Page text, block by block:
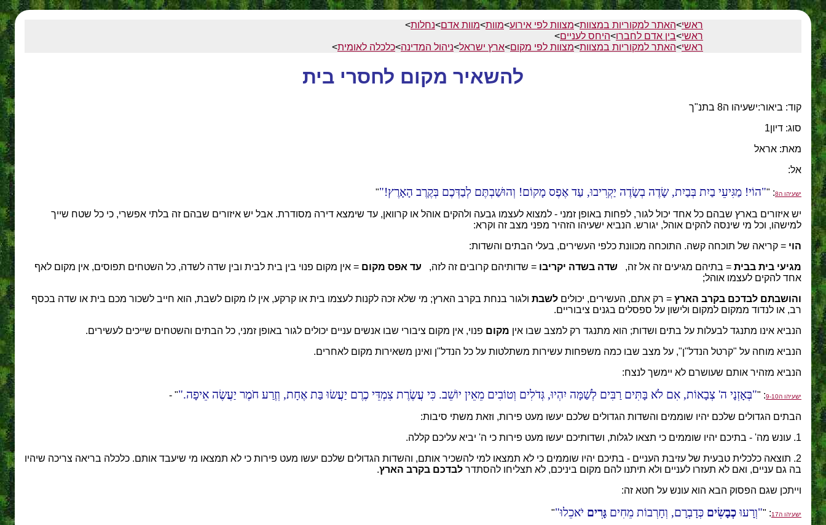
ראשי>האתר למקוריות במצוות>מצוות לפי אירוע>מוות>מוות אדם>נחלות>
ראשי>בין אדם לחברו>היחס לעניים>
ראשי>האתר למקוריות במצוות>מצוות לפי מקום>ארץ ישראל>ניהול המדינה>כלכלה לאומית>
להשאיר מקום לחסרי בית
קוד: ביאור:ישעיהו ה8 בתנ"ך
סוג: דיון1
מאת: אראל
אל:
ישעיהו ה8 : " הוֹי! מַגִּיעֵי בַיִת בְּבַיִת, שָׂדֶה בְשָׂדֶה יַקְרִיבוּ, עַד אֶפֶס מָקוֹם! וְהוּשַׁבְתֶּם לְבַדְּכֶם בְּקֶרֶב הָאָרֶץ! "
יש איזורים בארץ שבהם כל אחד יכול לגור, לפחות באופן זמני - למצוא לעצמו גבעה ולהקים אוהל או קרוואן, עד שימצא דירה מסודרת. אבל יש איזורים שבהם זה בלתי אפשרי, כי כל שטח שייך
למישהו, וכל מי שינסה להקים אוהל, יגורש. הנביא ישעיהו הזהיר מפני מצב זה וקרא:
הוי = קריאה של תוכחה קשה. התוכחה מכוונת כלפי העשירים, בעלי הבתים והשדות:
מגיעי בית בבית = בתיהם מגיעים זה אל זה, שדה בשדה יקריבו = שדותיהם קרובים זה לזה, עד אפס מקום = אין מקום פנוי בין בית לבית ובין שדה לשדה, כל השטחים תפוסים, אין מקום לאף
אחד להקים לעצמו אוהל;
והושבתם לבדכם בקרב הארץ = רק אתם, העשירים, יכולים לשבת ולגור בנחת בקרב הארץ; מי שלא זכה לקנות לעצמו בית או קרקע, אין לו מקום לשבת, הוא חייב לשכור מכם בית או שדה בכסף
רב, או לנדוד ממקום למקום ולישון על ספסלים בגנים ציבוריים.
הנביא אינו מתנגד לבעלות על בתים ושדות; הוא מתנגד רק למצב שבו אין מקום פנוי, אין מקום ציבורי שבו אנשים עניים יכולים לגור באופן זמני, כל הבתים והשטחים שייכים לעשירים.
הנביא מוחה על "קרטל הנדל"ן", על מצב שבו כמה משפחות עשירות משתלטות על כל הנדל"ן ואינן משאירות מקום לאחרים.
הנביא מזהיר אותם שעושרם לא יימשך לנצח:
ישעיהו ה9-10 : " בְּאָזְנָי ה' צְבָאוֹת, אִם לֹא בָּתִּים רַבִּים לְשַׁמָּה יִהְיוּ, גְּדֹלִים וְטוֹבִים מֵאֵין יוֹשֵׁב. כִּי עֲשֶׂרֶת צִמְדֵּי כֶרֶם יַעֲשׂוּ בַּת אֶחָת, וְזֶרַע חֹמֶר יַעֲשֶׂה אֵיפָה. " -
הבתים הגדולים שלכם יהיו שוממים והשדות הגדולים שלכם יעשו מעט פירות, וזאת משתי סיבות:
1. עונש מה' - בתיכם יהיו שוממים כי תצאו לגלות, ושדותיכם יעשו מעט פירות כי ה' יביא עליכם קללה.
2. תוצאה כלכלית טבעית של עזיבת העניים - בתיכם יהיו שוממים כי לא תמצאו למי להשכיר אותם, והשדות הגדולים שלכם יעשו מעט פירות כי לא תמצאו מי שיעבד אותם. כלכלה בריאה צריכה שיהיו
בה גם עניים, ואם לא תעזרו לעניים ולא תיתנו להם מקום ביניכם, לא תצליחו להסתדר לבדכם בקרב הארץ.
וייתכן שגם הפסוק הבא הוא עונש על חטא זה:
ישעיהו ה17 : " וְרָעוּכְבָשִׂים כְּדָבְרָם, וְחָרְבוֹת מֵחִים גָּרִים יֹאכֵלוּ "